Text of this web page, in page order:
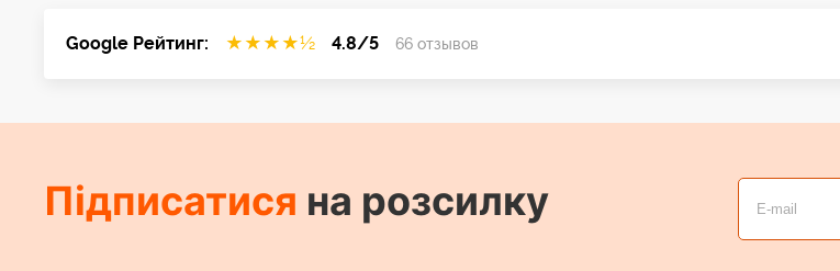
Google Рейтинг: ★ ★ ★ ★½ 4.8/5 66 отзывов
Підписатися на розсилку